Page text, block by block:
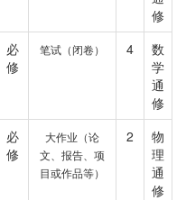
修
必
修
笔试（闭卷） 4
数
学
通
修
必
修
大作业（论
文、报告、项
目或作品等）
2
物
理
通
修